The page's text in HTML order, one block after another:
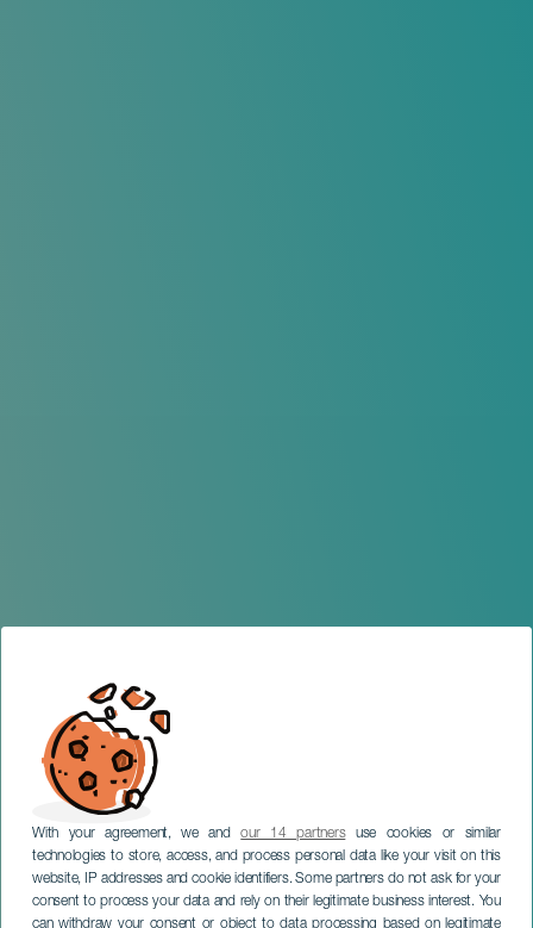
With your agreement, we andour 14 partnersuse cookies or similar
technologies to store, access, and process personal data like your visit on this
website, IP addresses and cookie identifiers. Some partners do not ask for your
consent to process your data and rely on their legitimate business interest. You
can withdraw your consent or object to data processing based on legitimate